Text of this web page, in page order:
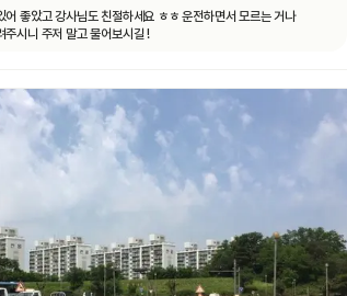
어 좋았고 강사님도 친절하세요 ㅎㅎ 운전하면서 모르는 거나
주시니 주저 말고 물어보시길 !